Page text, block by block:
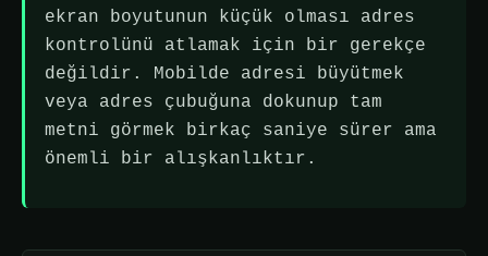
ekran boyutunun küçük olması adres
kontrolünü atlamak için bir gerekçe
değildir. Mobilde adresi büyütmek
veya adres çubuğuna dokunup tam
metni görmek birkaç saniye sürer ama
önemli bir alışkanlıktır.